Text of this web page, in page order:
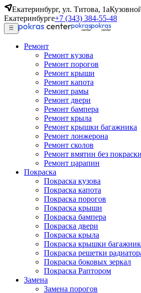
Екатеринбург, ул. Титова, 1а
Екатеринбурге+7 (343) 384-55-48
Ремонт
Ремонт кузова
Ремонт порогов
Ремонт крыши
Ремонт капота
Ремонт рамы
Ремонт двери
Ремонт бампера
Ремонт крыла
Ремонт крышки багажника
Ремонт лонжерона
Ремонт сколов
Ремонт вмятин без покраски
Ремонт царапин
Покраска
Покраска кузова
Покраска капота
Покраска порогов
Покраска крыши
Покраска бампера
Покраска двери
Покраска крыла
Покраска крышки
Покраска решетки
Покраска боковых зеркал
Покраска Раптором
Замена
Замена порогов